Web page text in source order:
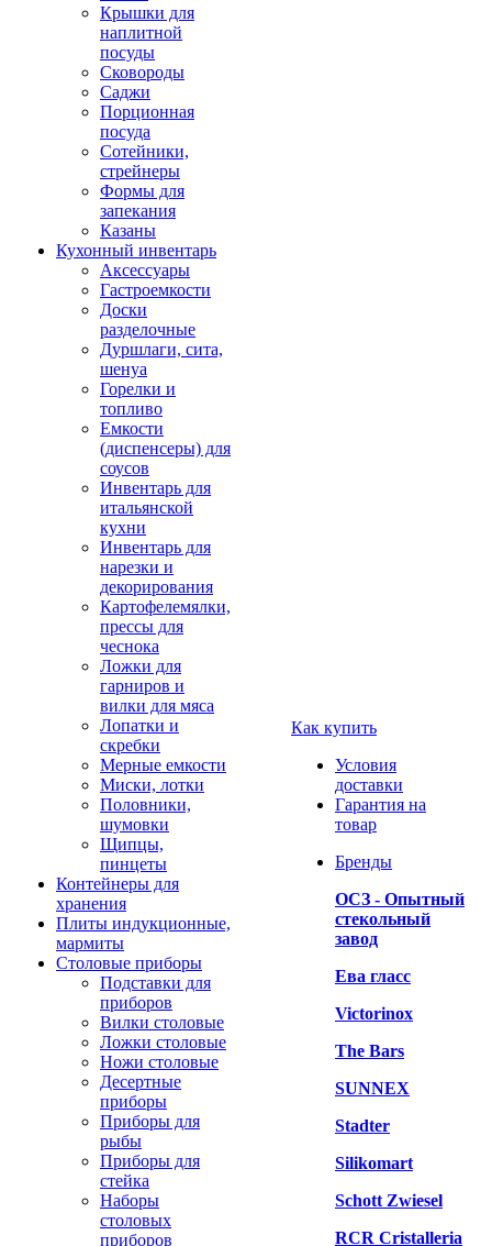
Крышки для
наплитной
посуды
Сковороды
Саджи
Порционная
посуда
Сотейники,
стрейнеры
Формы для
запекания
Казаны
Кухонный инвентарь
Аксессуары
Гастроемкости
Доски
разделочные
Дуршлаги, сита,
шенуа
Горелки и
топливо
Емкости
(диспенсеры) для
соусов
Инвентарь для
итальянской
кухни
Инвентарь для
нарезки и
декорирования
Картофелемялки,
прессы для
чеснока
Ложки для
гарниров и
вилки для мяса
Лопатки и
скребки
Мерные емкости
Миски, лотки
Половники,
шумовки
Щипцы,
пинцеты
Контейнеры для
хранения
Плиты индукционные,
мармиты
Столовые приборы
Подставки для
приборов
Вилки столовые
Ложки столовые
Ножи столовые
Десертные
приборы
Приборы для
рыбы
Приборы для
стейка
Наборы
столовых
приборов
Как купить
Условия
доставки
Гарантия на
товар
Бренды
ОСЗ - Опытный
стекольный
завод
Ева гласс
Victorinox
The Bars
SUNNEX
Stadter
Silikomart
Schott Zwiesel
RCR Cristalleria